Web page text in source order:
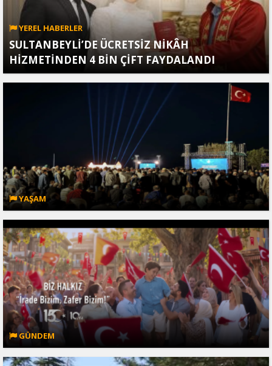
YEREL HABERLER
SULTANBEYLİ’DE ÜCRETSİZ NİKÂH
HİZMETİNDEN 4 BİN ÇİFT FAYDALANDI
YAŞAM
GÜNDEM